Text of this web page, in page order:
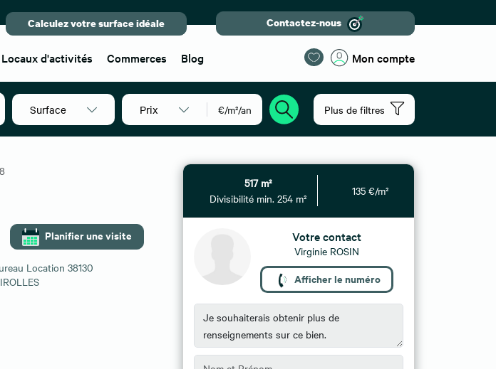
Calculez votre surface idéale Contactez-nous
d'activités Commerces Blog Mon compte
Surface Prix €/m²/an Plus de filtres
Planifier une visite
517 m²
Divisibilité min. 254 m²
135 €/m²
Votre contact
Virginie ROSIN
Afficher le numéro